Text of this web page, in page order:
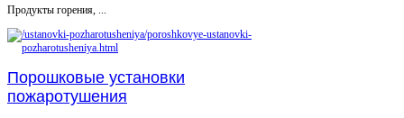
Продукты горения, ...
Порошковые установки
пожаротушения